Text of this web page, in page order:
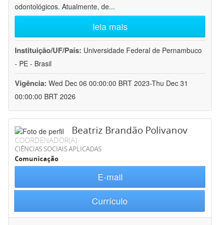
odontológicos. Atualmente, de...
leia mais
Instituição/UF/País: Universidade Federal de Pernambuco
- PE - Brasil
Vigência: Wed Dec 06 00:00:00 BRT 2023-Thu Dec 31
00:00:00 BRT 2026
Beatriz Brandão Polivanov
COORDENADOR(A)
CIÊNCIAS SOCIAIS APLICADAS
Comunicação
E-mail
Currículo